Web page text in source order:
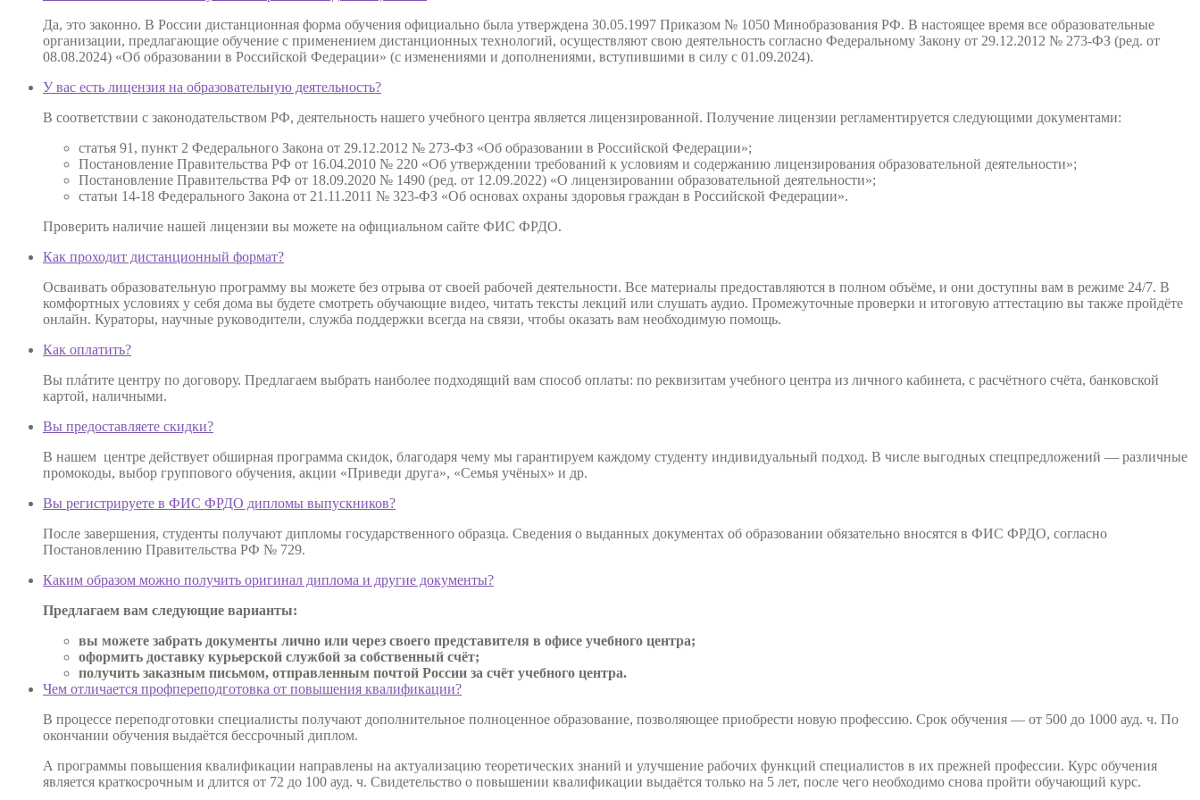
Да, это законно. В России дистанционная форма обучения официально была утверждена 30.05.1997 Приказом № 1050 Минобразования РФ. В настоящее время все образовательные
организации, предлагающие обучение с применением дистанционных технологий, осуществляют свою деятельность согласно Федеральному Закону от 29.12.2012 № 273-ФЗ (ред. от
08.08.2024) «Об образовании в Российской Федерации» (с изменениями и дополнениями, вступившими в силу с 01.09.2024).
У вас есть лицензия на образовательную деятельность?
В соответствии с законодательством РФ, деятельность нашего учебного центра является лицензированной. Получение лицензии регламентируется следующими документами:
статья 91, пункт 2 Федерального Закона от 29.12.2012 № 273-ФЗ «Об образовании в Российской Федерации»;
Постановление Правительства РФ от 16.04.2010 № 220 «Об утверждении требований к условиям и содержанию лицензирования образовательной деятельности»;
Постановление Правительства РФ от 18.09.2020 № 1490 (ред. от 12.09.2022) «О лицензировании образовательной деятельности»;
статьи 14-18 Федерального Закона от 21.11.2011 № 323-ФЗ «Об основах охраны здоровья граждан в Российской Федерации».
Проверить наличие нашей лицензии вы можете на официальном сайте ФИС ФРДО.
Как проходит дистанционный формат?
Осваивать образовательную программу вы можете без отрыва от своей рабочей деятельности. Все материалы предоставляются в полном объёме, и они доступны вам в режиме 24/7. В
комфортных условиях у себя дома вы будете смотреть обучающие видео, читать тексты лекций или слушать аудио. Промежуточные проверки и итоговую аттестацию вы также пройдёте
онлайн. Кураторы, научные руководители, служба поддержки всегда на связи, чтобы оказать вам необходимую помощь.
Как оплатить?
Вы плáтите центру по договору. Предлагаем выбрать наиболее подходящий вам способ оплаты: по реквизитам учебного центра из личного кабинета, с расчётного счёта, банковской
картой, наличными.
Вы предоставляете скидки?
В нашем центре действует обширная программа скидок, благодаря чему мы гарантируем каждому студенту индивидуальный подход. В числе выгодных спецпредложений — различные
промокоды, выбор группового обучения, акции «Приведи друга», «Семья учёных» и др.
Вы регистрируете в ФИС ФРДО дипломы выпускников?
После завершения, студенты получают дипломы государственного образца. Сведения о выданных документах об образовании обязательно вносятся в ФИС ФРДО, согласно
Постановлению Правительства РФ № 729.
Каким образом можно получить оригинал диплома и другие документы?
Предлагаем вам следующие варианты:
вы можете забрать документы лично или через своего представителя в офисе учебного центра;
оформить доставку курьерской службой за собственный счёт;
получить заказным письмом, отправленным почтой России за счёт учебного центра.
Чем отличается профпереподготовка от повышения квалификации?
В процессе переподготовки специалисты получают дополнительное полноценное образование, позволяющее приобрести новую профессию. Срок обучения — от 500 до 1000 ауд. ч. По
окончании обучения выдаётся бессрочный диплом.
А программы повышения квалификации направлены на актуализацию теоретических знаний и улучшение рабочих функций специалистов в их прежней профессии. Курс обучения
является краткосрочным и длится от 72 до 100 ауд. ч. Свидетельство о повышении квалификации выдаётся только на 5 лет, после чего необходимо снова пройти обучающий курс.